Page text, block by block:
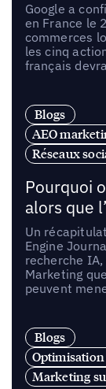
Google a
en France le
commerces
les cinq
français
Blogs
AEO
Réseaux
Pourquoi
alors que
Un
Engine
recherche
Marketing
peuvent
Blogs
Optimisation
Marketing